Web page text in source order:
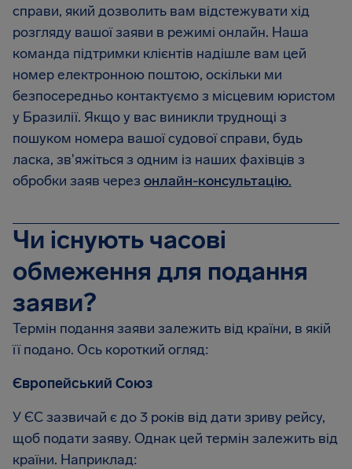
справи, який дозволить вам відстежувати хід
розгляду вашої заяви в режимі онлайн. Наша
команда підтримки клієнтів надішле вам цей
номер електронною поштою, оскільки ми
безпосередньо контактуємо з місцевим юристом
у Бразилії. Якщо у вас виникли труднощі з
пошуком номера вашої судової справи, будь
ласка, зв'яжіться з одним із наших фахівців з
обробки заяв через онлайн-консультацію.
Чи існують часові
обмеження для подання
заяви?
Термін подання заяви залежить від країни, в якій
її подано. Ось короткий огляд:
Європейський Союз
У ЄС зазвичай є до 3 років від дати зриву рейсу,
щоб подати заяву. Однак цей термін залежить від
країни. Наприклад: